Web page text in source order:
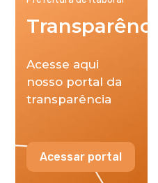
Transparência
Acesse aqui
nosso portal da
transparência
Acessar portal